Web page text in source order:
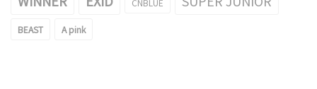
CNBLUE
BEAST A pink